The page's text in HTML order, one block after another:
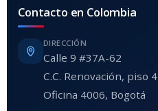
Contacto en Colombia
DIRECCIÓN
Calle 9 #37A-62
C.C. Renovación, piso 4
Oficina 4006, Bogotá